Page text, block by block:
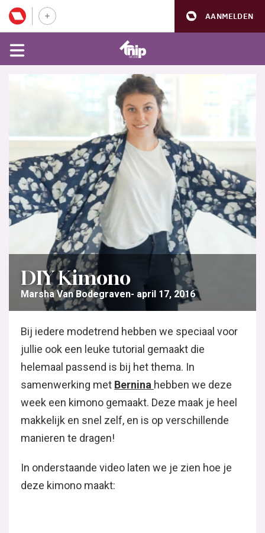
AANMELDEN
DIY Kimono
Marsha Van Bodegraven april 17, 2016
Bij iedere modetrend hebben we speciaal voor
jullie ook een leuke tutorial gemaakt die
helemaal passend is bij het thema. In
samenwerking met Bernina hebben we deze
week een kimono gemaakt. Deze maak je heel
makkelijk en snel zelf, en is op verschillende
manieren te dragen!
In onderstaande video laten we je zien hoe je
deze kimono maakt: